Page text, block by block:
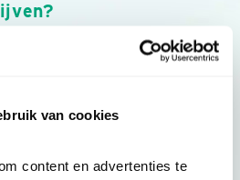
van cookies
content en advertenties te
nieuws, inspiratie, acties en tips
van Vogelbescherming.